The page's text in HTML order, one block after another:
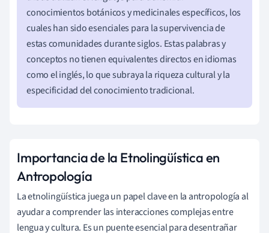
conocimientos botánicos y medicinales específicos, los
cuales han sido esenciales para la supervivencia de
estas comunidades durante siglos. Estas palabras y
conceptos no tienen equivalentes directos en idiomas
como el inglés, lo que subraya la riqueza cultural y la
especificidad del conocimiento tradicional.
Importancia de la Etnolingüística en
Antropología
La etnolingüística juega un papel clave en la antropología al
ayudar a comprender las interacciones complejas entre
lengua y cultura. Es un puente esencial para desentrañar